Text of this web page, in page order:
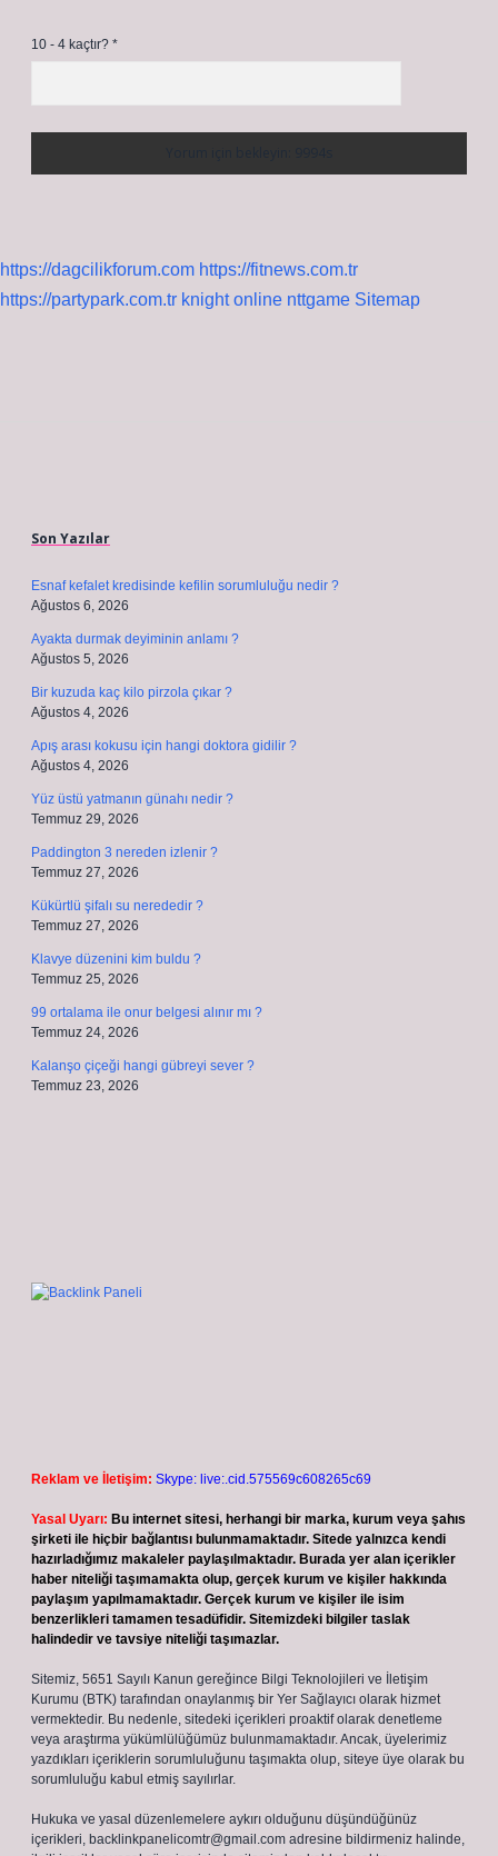
10 - 4 kaçtır? *
https://dagcilikforum.com https://fitnews.com.tr
https://partypark.com.tr knight online nttgame Sitemap
Son Yazılar
Esnaf kefalet kredisinde kefilin sorumluluğu nedir ?
Ağustos 6, 2026
Ayakta durmak deyiminin anlamı ?
Ağustos 5, 2026
Bir kuzuda kaç kilo pirzola çıkar ?
Ağustos 4, 2026
Apış arası kokusu için hangi doktora gidilir ?
Ağustos 4, 2026
Yüz üstü yatmanın günahı nedir ?
Temmuz 29, 2026
Paddington 3 nereden izlenir ?
Temmuz 27, 2026
Kükürtlü şifalı su nerededir ?
Temmuz 27, 2026
Klavye düzenini kim buldu ?
Temmuz 25, 2026
99 ortalama ile onur belgesi alınır mı ?
Temmuz 24, 2026
Kalanşo çiçeği hangi gübreyi sever ?
Temmuz 23, 2026
Reklam ve İletişim: Skype: live:.cid.575569c608265c69
Yasal Uyarı: Bu internet sitesi, herhangi bir marka, kurum veya şahıs
şirketi ile hiçbir bağlantısı bulunmamaktadır. Sitede yalnızca kendi
hazırladığımız makaleler paylaşılmaktadır. Burada yer alan içerikler
haber niteliği taşımamakta olup, gerçek kurum ve kişiler hakkında
paylaşım yapılmamaktadır. Gerçek kurum ve kişiler ile isim
benzerlikleri tamamen tesadüfidir. Sitemizdeki bilgiler taslak
halindedir ve tavsiye niteliği taşımazlar.
Sitemiz, 5651 Sayılı Kanun gereğince Bilgi Teknolojileri ve İletişim
Kurumu (BTK) tarafından onaylanmış bir Yer Sağlayıcı olarak hizmet
vermektedir. Bu nedenle, sitedeki içerikleri proaktif olarak denetleme
veya araştırma yükümlülüğümüz bulunmamaktadır. Ancak, üyelerimiz
yazdıkları içeriklerin sorumluluğunu taşımakta olup, siteye üye olarak bu
sorumluluğu kabul etmiş sayılırlar.
Hukuka ve yasal düzenlemelere aykırı olduğunu düşündüğünüz
içerikleri, backlinkpanelicomtr@gmail.com adresine bildirmeniz halinde,